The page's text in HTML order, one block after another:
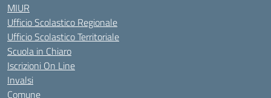
MIUR
Ufficio Scolastico Regionale
Ufficio Scolastico Territoriale
Scuola in Chiaro
Iscrizioni On Line
Invalsi
Comune